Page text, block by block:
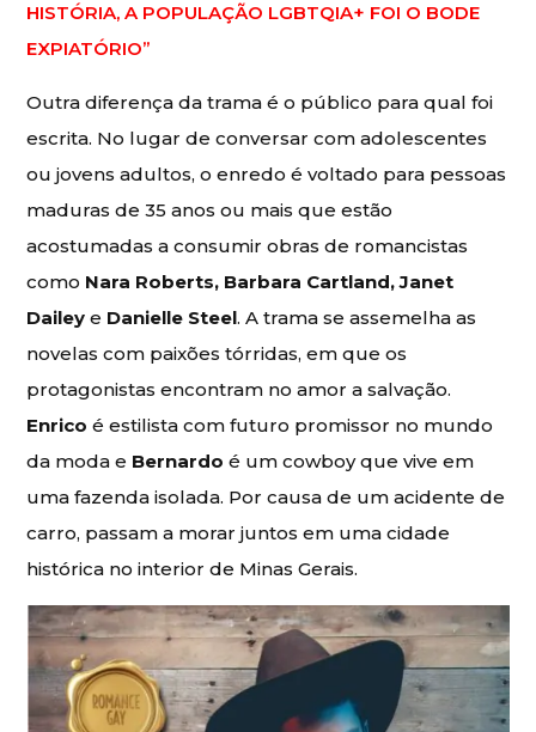
HISTÓRIA, A POPULAÇÃO LGBTQIA+ FOI O BODE
EXPIATÓRIO”
Outra diferença da trama é o público para qual foi
escrita. No lugar de conversar com adolescentes
ou jovens adultos, o enredo é voltado para pessoas
maduras de 35 anos ou mais que estão
acostumadas a consumir obras de romancistas
como Nara Roberts, Barbara Cartland, Janet
Daileye Danielle Steel. A trama se assemelha as
novelas com paixões tórridas, em que os
protagonistas encontram no amor a salvação.
Enrico é estilista com futuro promissor no mundo
da moda e Bernardo é um cowboy que vive em
uma fazenda isolada. Por causa de um acidente de
carro, passam a morar juntos em uma cidade
histórica no interior de Minas Gerais.